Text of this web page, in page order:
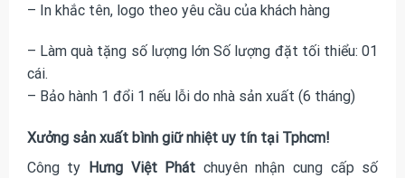
– In khắc tên, logo theo yêu cầu của khách hàng
– Làm quà tặng số lượng lớn Số lượng đặt tối thiểu: 01
cái.
– Bảo hành 1 đổi 1 nếu lỗi do nhà sản xuất (6 tháng)
Xưởng sản xuất bình giữ nhiệt uy tín tại Tphcm!
Công ty Hưng Việt Phát chuyên nhận cung cấp số